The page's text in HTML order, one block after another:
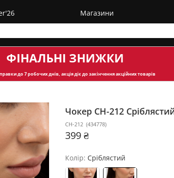
Магазини
ФІНАЛЬНІ ЗНИЖКИ
до 7 робочих днів, акція діє до закінчення акційних товарів
Чокер CH-212
CH-212 (434778)
399 ₴
Колір: Сріблястий